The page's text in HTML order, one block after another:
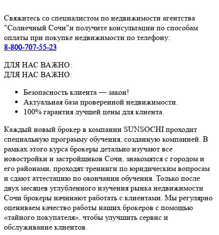
Свяжитесь со специалистом по недвижимости агентства
"Солнечный Сочи"и получите консультации по способам
оплаты при покупке недвижимости по телефону:
8-800-707-55-23
ДЛЯ НАС ВАЖНО:
ДЛЯ НАС ВАЖНО:
Безопасность клиента — закон!
Актуальная база проверенной недвижимости.
100% гарантия лучшей цены для клиента.
Каждый новый брокер в компании SUNSOCHI проходит
специальную программу обучения, созданную компанией. В
рамках этого курса брокеры детально изучают все
новостройки и застройщиков Сочи, знакомятся с городом и
его районами, проходят тренинги по юридическим вопросам
и сдают аттестацию по окончании обучения. Только после
двух месяцев углубленного изучения рынка недвижимости
Сочи брокеры начинают работать с клиентами. Мы регулярно
оцениваем качество работы наших брокеров с помощью
«тайного покупателя», чтобы улучшить сервис и
обслуживание клиентов.